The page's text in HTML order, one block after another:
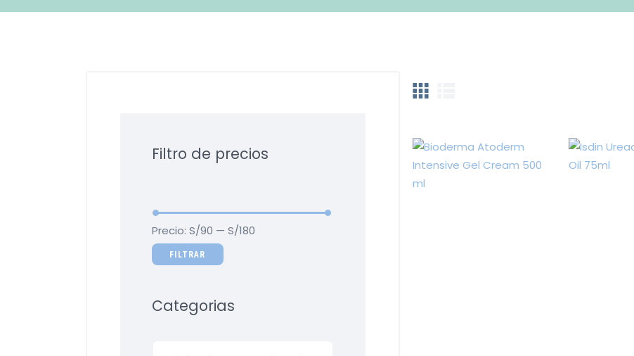
Filtro de precios
FILTRAR
Precio: S/90 — S/180
Categorias